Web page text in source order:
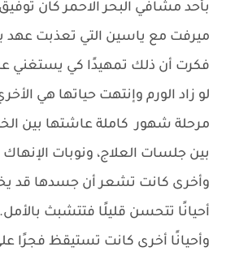
بأحد مشافي البحر الاحمر كان
ميرفت مع ياسين التي تعذبت عهد
فكرت أن ذلك تمهيدًا كي يستغني
لو زاد الورم وإنتهت حياتها هي
مرحلة شهور كاملة عاشتها بين
بين جلسات العلاج، ونوبات
وأخرى كانت تشعر أن جسدها قد
أحيانًا تتحسن قليلًا فتتشبث
وأحيانًا أخرى كانت تستيقظ فجرًا